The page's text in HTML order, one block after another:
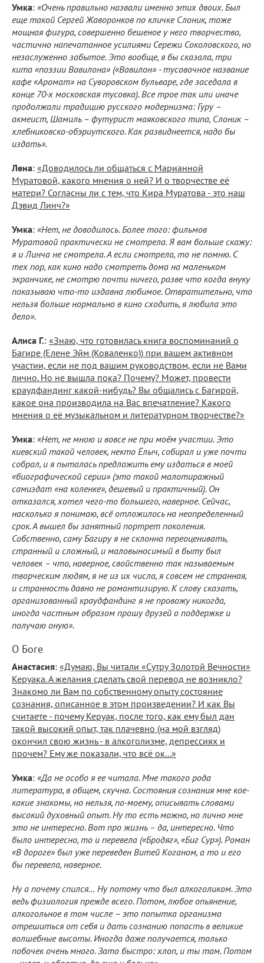
Умка: «Очень правильно назвали именно этих двоих. Был
еще такой Сергей Жаворонков по кличке Слоник, тоже
мощная фигура, совершенно бешеное у него творчество,
частично напечатанное усилиями Сережи Соколовского, но
незаслуженно забытое. Это вообще, я бы сказала, три
кита «поэзии Вавилона» («Вавилон» - тусовочное название
кафе «Аромат» на Суворовском бульваре, где заседала в
конце 70-х московская тусовка). Все трое так или иначе
продолжали традицию русского модернизма: Гуру –
акмеист, Шамиль – футурист маяковского типа, Слоник –
хлебниковско-обэриутского. Как развиднеется, надо бы
издать».
Лена: «Доводилось ли общаться с Марианной
Муратовой, какого мнения о ней? И о творчестве её
матери? Согласны ли с тем, что Кира Муратова - это наш
Дэвид Линч?»
Умка: «Нет, не доводилось. Более того: фильмов
Муратовой практически не смотрела. Я вам больше скажу:
я и Линча не смотрела. А если смотрела, то не помню. С
тех пор, как кино надо смотреть дома на маленьком
экранчике, не смотрю почти ничего, разве что когда внуку
показываю что-то издавна любимое. Отвратительно, что
нельзя больше нормально в кино сходить, я любила это
дело».
Алиса Г.: «Знаю, что готовилась книга воспоминаний о
Багире (Елене Эйм (Коваленко)) при вашем активном
участии, если не под вашим руководством, если не Вами
лично. Но не вышла пока? Почему? Может, провести
краудфандинг какой-нибудь? Вы общались с Багирой,
какое она производила на Вас впечатление? Какого
мнения о её музыкальном и литературном творчестве?»
Умка: «Нет, не мною и вовсе не при моём участии. Это
киевский такой человек, некто Ёлыч, собирал и уже почти
собрал, и я пыталась предложить ему издаться в моей
«биографической серии» (это такой малотиражный
самиздат «на коленке», дешевый и практичный). Он
отказался, хотел чего-то большего, наверное. Сейчас,
насколько я понимаю, всё отложилось на неопределенный
срок. А вышел бы занятный портрет поколения.
Собственно, саму Багиру я не склонна переоценивать,
странный и сложный, и маловыносимый в быту был
человек – что, наверное, свойственно так называемым
творческим людям, я не из их числа, я совсем не странная,
и странность давно не романтизирую. К слову сказать,
организованный краудфандинг я не провожу никогда,
иногда частным образом прошу друзей о поддержке и
получаю оную».
О Боге
Анастасия: «Думаю, Вы читали «Сутру Золотой Вечности»
Керуака. А желания сделать свой перевод не возникло?
Знакомо ли Вам по собственному опыту состояние
сознания, описанное в этом произведении? И как Вы
считаете - почему Керуак, после того, как ему был дан
такой высокий опыт, так плачевно (на мой взгляд)
окончил свою жизнь - в алкоголизме, депрессиях и
прочем? Ему же показали, что всё ок...»
Умка: «Да не особо я ее читала. Мне такого рода
литература, в общем, скучна. Состояния сознания мне кое-
какие знакомы, но нельзя, по-моему, описывать словами
высокий духовный опыт. Ну то есть можно, но лично мне
это не интересно. Вот про жизнь – да, интересно. Что
было интересно, то и перевела («Бродяг», «Биг Сур»). Роман
«В дороге» был уже переведен Витей Коганом, а то и его
бы перевела, наверное.
Ну а почему спился… Ну потому что был алкоголиком. Это
ведь физиология прежде всего. Потом, любое опьянение,
алкогольное в том числе – это попытка организма
отрешиться от себя и дать сознанию попасть в великие
волшебные высоты. Иногда даже получается, только
побочек очень много. Зато быстро: хлоп, и ты там. Потом